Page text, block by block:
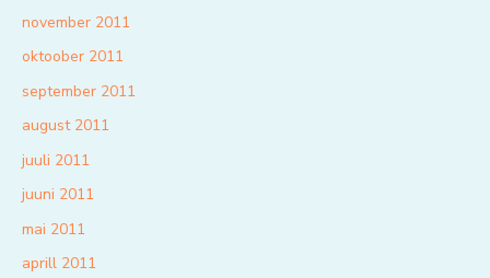
november 2011
oktoober 2011
september 2011
august 2011
juuli 2011
juuni 2011
mai 2011
aprill 2011